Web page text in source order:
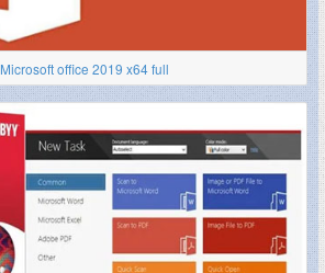
Microsoft office 2019 x64 full